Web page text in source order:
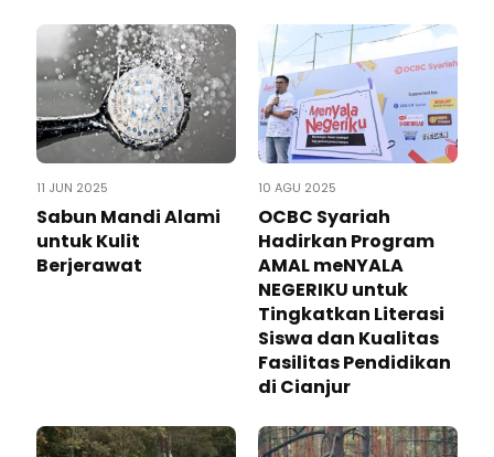
11 JUN 2025
Sabun Mandi Alami
untuk Kulit
Berjerawat
10 AGU 2025
OCBC Syariah
Hadirkan Program
AMAL meNYALA
NEGERIKU untuk
Tingkatkan Literasi
Siswa dan Kualitas
Fasilitas Pendidikan
di Cianjur